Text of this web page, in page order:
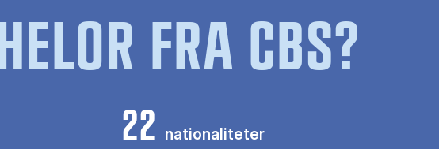
FRA CBS?
22 nationaliteter